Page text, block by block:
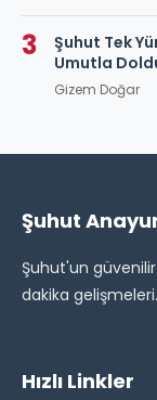
3
Şuhut Tek
Umutla
Gizem Doğar
Şuhut
Şuhut'un
dakika gelişmeleri.
Hızlı Linkler